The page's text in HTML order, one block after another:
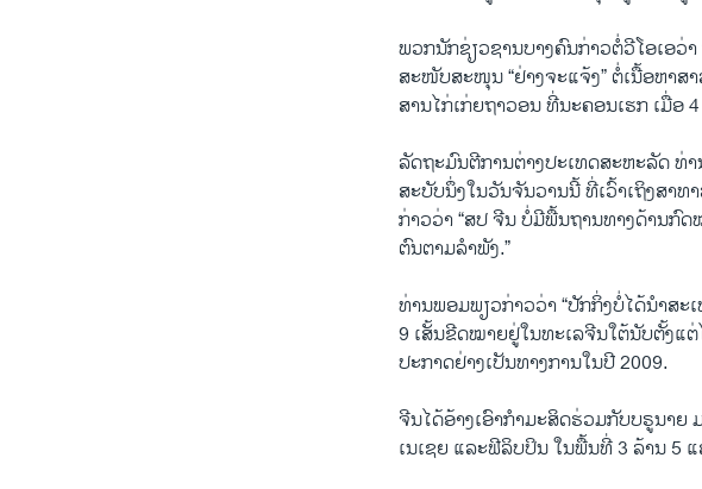
ພວກນັກຊ່ຽວຊານບາງຄົນກ່າວຕໍ່ວີໂອເອ
ສະໜັບສະໜຸນ “ຢ່າງຈະແຈ້ງ” ຕໍ່ເນື້ອຫາ
ສານໄກ່ເກ່ຍຖາວອນ ທີ່ນະຄອນເຮກ ເມື່ອ
ລັດຖະມົນຕີການຕ່າງປະເທດສະຫະລັດ ທ່
ສະບັບນຶ່ງໃນວັນຈັນວານນີ້ ທີ່ເວົ້າເຖິງສາ
ກ່າວວ່າ “ສປ ຈີນ ບໍ່ມີພື້ນຖານທາງດ້ານກົ
ຕົນຕາມລຳພັງ.”
ທ່ານພອມພຽວກ່າວວ່າ “ປັກກິ່ງບໍ່ໄດ້ນຳສ
9 ເສັ້ນຂີດໝາຍຢູ່ໃນທະເລຈີນໃຕ້​ນັບຕັ້ງແ
ປະກາດຢ່າງເປັນທາງການໃນປີ 2009.
ຈີນໄດ້ອ້າງເອົາກຳມະສິດຮ່ວມກັບບຣູນາຍ
ເນເຊຍ ແລະຟີລິບປິນ ໃນພື້ນທີ່ 3 ລ້ານ 5